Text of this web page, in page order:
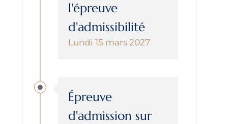
l'épreuve
d'admissibilité
Lundi 15 mars 2027
Épreuve
d'admission sur